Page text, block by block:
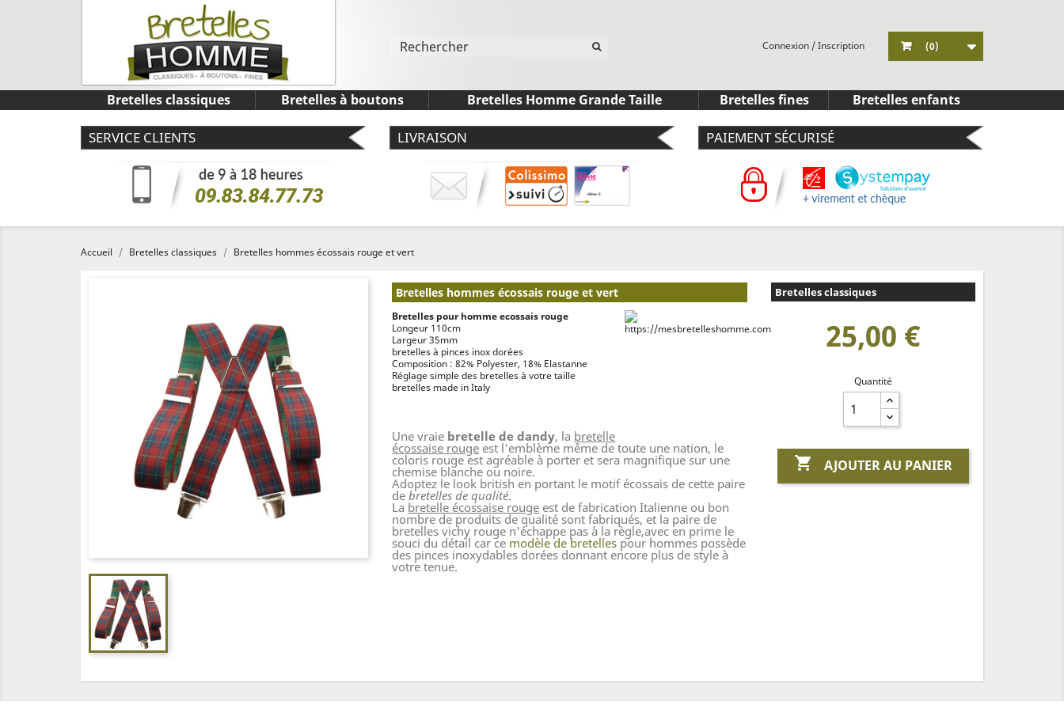
Connexion / Inscription (0)
Bretelles classiques Bretelles à boutons Bretelles Homme Grande Taille Bretelles fines Bretelles enfants
SERVICE CLIENTS LIVRAISON PAIEMENT SÉCURISÉ
Accueil Bretelles classiques Bretelles hommes écossais rouge et vert
Bretelles hommes écossais rouge et vert
Bretelles pour homme ecossais rouge
Longeur 110cm
Largeur 35mm
bretelles à pinces inox dorées
Composition : 82% Polyester, 18% Elastanne
Réglage simple des bretelles à votre taille
bretelles made in Italy
Une vraie bretelle de dandy, la bretelle
écossaise rouge est l'emblème même de toute une nation, le
coloris rouge est agréable à porter et sera magnifique sur une
chemise blanche ou noire.
Adoptez le look british en portant le motif écossais de cette paire
de bretelles de qualité.
La bretelle écossaise rouge est de fabrication Italienne ou bon
nombre de produits de qualité sont fabriqués, et la paire de
bretelles vichy rouge n'échappe pas à la règle,avec en prime le
souci du détail car ce modèle de bretelles pour hommes possède
des pinces inoxydables dorées donnant encore plus de style à
votre tenue.
Bretelles classiques
25,00 €
Quantité
 AJOUTER AU PANIER